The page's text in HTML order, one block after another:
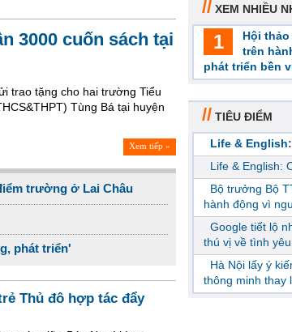
3000 cuốn sách tại
trao tặng cho hai trường Tiểu
Tùng Bá tại huyện
Xem tiếp »
trường ở Lai Châu
phát triển'
Thủ đô hợp tác đẩy
// XEM NHIỀU
1
Hội
trên
phát triển bền
// TIÊU ĐIỂM
Life &
Life & English:
Bộ trưởng Bộ
hành động vì
Google tiết lộ
thú vị về tình
Hà Nội lấy ý
thông minh thay